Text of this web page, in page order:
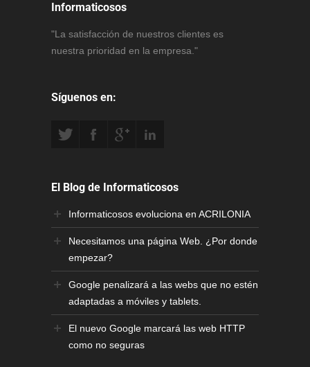
Informaticosos
"La satisfacción de nuestros clientes es
nuestra prioridad en la empresa."
Síguenos en:
El Blog de Informaticosos
Informaticosos evoluciona en ACRILONIA
Necesitamos una página Web. ¿Por donde
empezar?
Google penalizará a las webs que no estén
adaptadas a móviles y tablets.
El nuevo Google marcará las web HTTP
como no seguras